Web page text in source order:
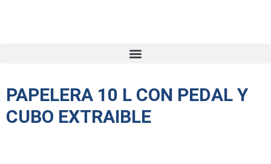
PAPELERA 10 L CON PEDAL Y
CUBO EXTRAIBLE